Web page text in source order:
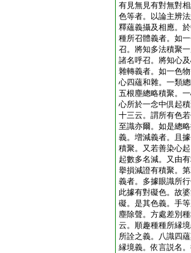
有見無見有對無對
色等者。以論主辨
釋蘊義攝及相應。
種所召體義者。如
召。將知多法積聚
諸名呼召。將知心
雜轉義者。如一色
心四蘊和雜。一類
五根塵總略積聚。
心所於一念中倶起
十三云。謂所有色
至識亦爾。如是總
義。増減義者。且
積聚。又若善染心
起數多名減。又由
擧損減證有積聚。
義者。多據眼識所
此據有對礙色。故
礙。是其色義。手
塵除聲。方處差別
云。順趣種種所縁
所詮之義。八識四
縁境義。依言説名